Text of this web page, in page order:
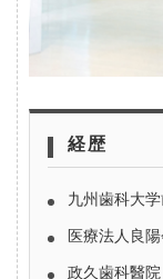
経歴
九州歯科大
医療法人良
政久歯科醫